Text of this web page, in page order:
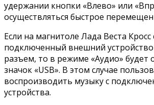
удержании кнопки «Влево» или
осуществляться быстрое
Если на магнитоле Лада Веста Кросс
подключенный внешний устройство
разъем, то в режиме «Аудио» будет
значок «USB». В этом случае
воспроизводить музыку с
устройства.